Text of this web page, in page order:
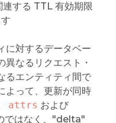
連する TTL 有効期限
に対するデータベー
異なるリクエスト・
るエンティティ間で
よって、更新が同時
attrs および
ではなく、"delta"